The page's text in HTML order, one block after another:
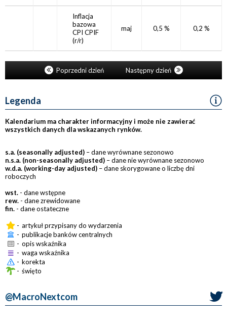
Inflacja
bazowa
CPI CPIF
(r/r)
maj 0,5 % 0,2 %
Poprzedni dzień Następny dzień
Legenda
Kalendarium ma charakter informacyjny i może nie zawierać
wszystkich danych dla wskazanych rynków.
s.a. (seasonally adjusted) – dane wyrównane sezonowo
n.s.a. (non-seasonally adjusted) – dane nie wyrównane sezonowo
w.d.a. (working-day adjusted) – dane skorygowane o liczbę dni
roboczych
wst. - dane wstępne
rew. - dane zrewidowane
fin. - dane ostateczne
- artykuł przypisany do wydarzenia
- publikacje banków centralnych
- opis wskaźnika
- waga wskaźnika
- korekta
- święto
@MacroNextcom